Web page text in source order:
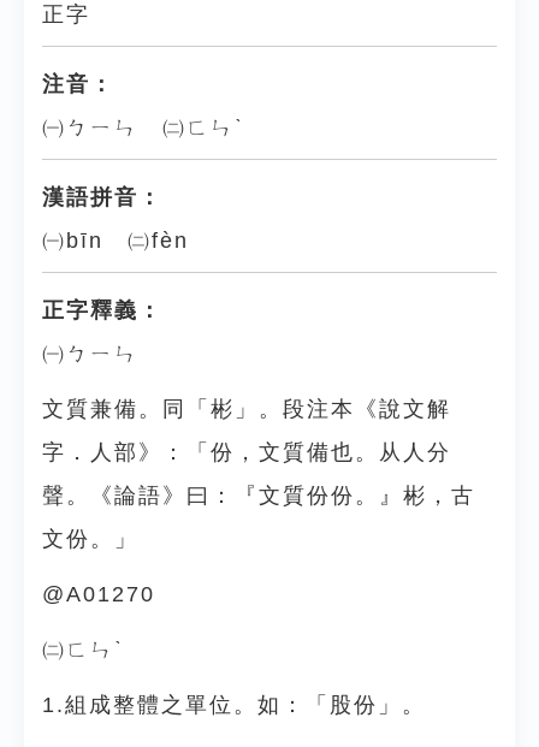
正字
注音：
㈠ㄅㄧㄣ ㈡ㄈㄣˋ
漢語拼音：
㈠bīn ㈡fèn
正字釋義：
㈠ㄅㄧㄣ
文質兼備。同「彬」。段注本《說文解
字．人部》：「份，文質備也。从人分
聲。《論語》曰：『文質份份。』彬，古
文份。」
@A01270
㈡ㄈㄣˋ
1.組成整體之單位。如：「股份」。